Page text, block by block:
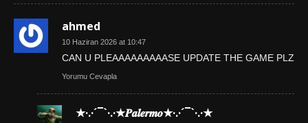
ahmed
10 Haziran 2026 at 10:47
CAN U PLEAAAAAAAAASE UPDATE THE GAME PLZ
Yorumu Cevapla
★·.·´¯`·.·★𝑷𝒂𝒍𝒆𝒓𝒎𝒐★·.·´¯`·.·★